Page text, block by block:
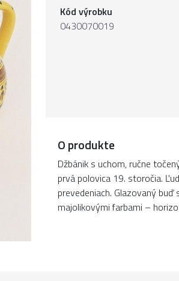
Kód výrobku
0430070019
O produkte
Džbánik s uchom, ručne
prvá polovica 19. storočia.
prevedeniach. Glazovaný
majolikovými farbami –